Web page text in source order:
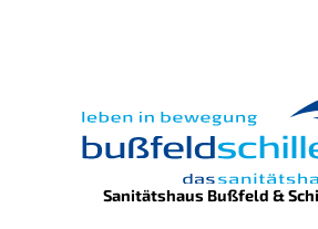
Sanitätshaus Bußfeld &